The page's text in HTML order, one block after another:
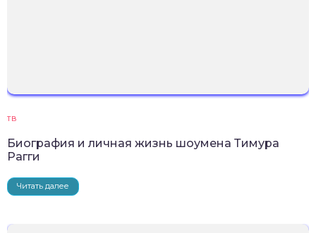
ТВ
Биография и личная жизнь шоумена Тимура
Рагги
Читать далее